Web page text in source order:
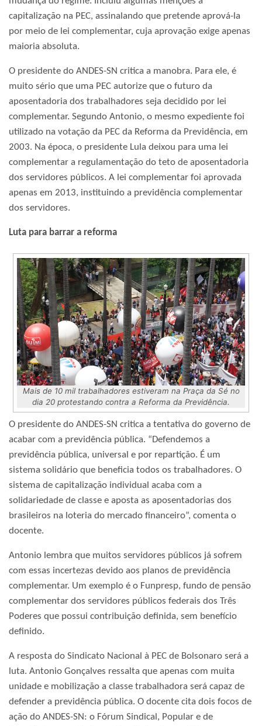
capitalização na PEC, assinalando que pretende aprová-la
por meio de lei complementar, cuja aprovação exige apenas
maioria absoluta.
O presidente do ANDES-SN critica a manobra. Para ele, é
muito sério que uma PEC autorize que o futuro da
aposentadoria dos trabalhadores seja decidido por lei
complementar. Segundo Antonio, o mesmo expediente foi
utilizado na votação da PEC da Reforma da Previdência, em
2003. Na época, o presidente Lula deixou para uma lei
complementar a regulamentação do teto de aposentadoria
dos servidores públicos. A lei complementar foi aprovada
apenas em 2013, instituindo a previdência complementar
dos servidores.
Luta para barrar a reforma
Mais de 10 mil trabalhadores estiveram na Praça da Sé no
dia 20 protestando contra a Reforma da Previdência.
O presidente do ANDES-SN critica a tentativa do governo de
acabar com a previdência pública. “Defendemos a
previdência pública, universal e por repartição. É um
sistema solidário que beneficia todos os trabalhadores. O
sistema de capitalização individual acaba com a
solidariedade de classe e aposta as aposentadorias dos
brasileiros na loteria do mercado financeiro”, comenta o
docente.
Antonio lembra que muitos servidores públicos já sofrem
com essas incertezas devido aos planos de previdência
complementar. Um exemplo é o Funpresp, fundo de pensão
complementar dos servidores públicos federais dos Três
Poderes que possui contribuição definida, sem benefício
definido.
A resposta do Sindicato Nacional à PEC de Bolsonaro será a
luta. Antonio Gonçalves ressalta que apenas com muita
unidade e mobilização a classe trabalhadora será capaz de
defender a previdência pública. O docente cita dois focos de
ação do ANDES-SN: o Fórum Sindical, Popular e de